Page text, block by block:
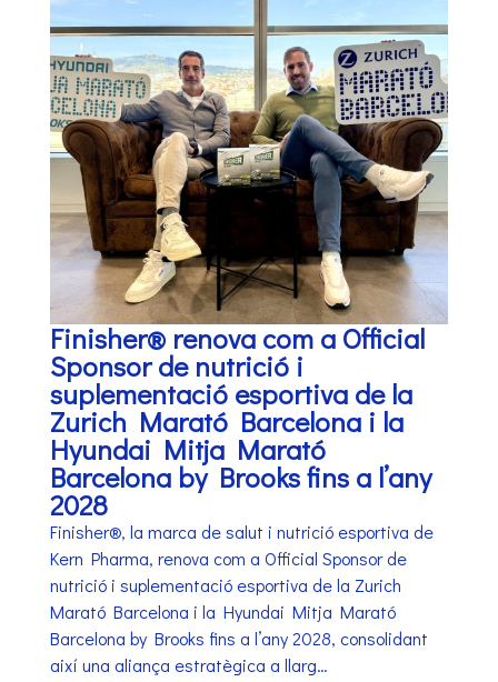
Finisher® renova com a Official
Sponsor de nutrició i
suplementació esportiva de la
Zurich Marató Barcelona i la
Hyundai Mitja Marató
Barcelona by Brooks fins a l’any
2028
Finisher®, la marca de salut i nutrició esportiva de
Kern Pharma, renova com a Official Sponsor de
nutrició i suplementació esportiva de la Zurich
Marató Barcelona i la Hyundai Mitja Marató
Barcelona by Brooks fins a l’any 2028, consolidant
així una aliança estratègica a llarg…